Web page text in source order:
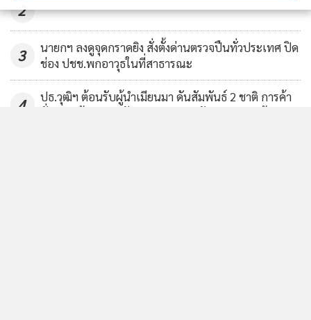
2
3
นายกฯ ลงดูจุดกราดยิง สั่งตั้งด่านตรวจปืนทั่วประเทศ ปิด
ช่อง ปชช.พกอาวุธในที่สาธารณะ
4
ปธ.วุฒิฯ ต้อนรับผู้นำเมียนมา ดันสัมพันธ์ 2 ชาติ การค้า
มั่นคง แก้ผิด กม.-ปัญหาธรรมชาติ รับปากเดินหน้า ปชต.